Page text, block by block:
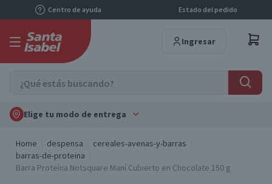
Centro de ayuda Estado del pedido
Ingresar
Elige tu modo de entrega
Home despensa
cereales-avenas-y-barras
barras-de-proteina
Barra Proteína Notsquare Maní Cubierto en Chocolate 150 g